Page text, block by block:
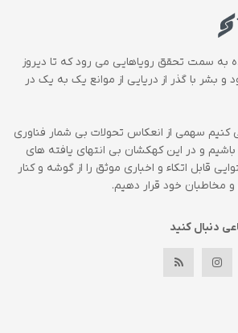
به سمت تحقق رویاهایی می رود که تا دیروز
بشر با گذر از دریایی از موانع یک به یک در
کنیم سهمی از انعکاس تحولات بی شمار فناوری
باشیم و در این کهکشان بی انتهای یافته های
قابل اتکاء و اخباری موثق را از گوشه و کنار
و مخاطبان خود قرار دهیم.
دنبال کنید